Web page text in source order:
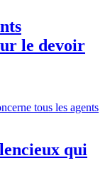
le devoir
qui